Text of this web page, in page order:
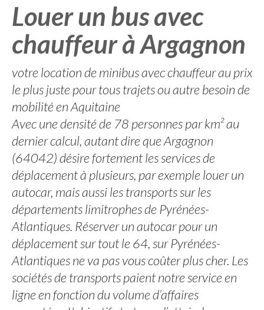
Louer un bus avec
chauffeur à Argagnon
votre location de minibus avec chauffeur au prix
le plus juste pour tous trajets ou autre besoin de
mobilité en Aquitaine
Avec une densité de 78 personnes par km² au
dernier calcul, autant dire que Argagnon
(64042) désire fortement les services de
déplacement à plusieurs, par exemple louer un
autocar, mais aussi les transports sur les
départements limitrophes de Pyrénées-
Atlantiques. Réserver un autocar pour un
déplacement sur tout le 64, sur Pyrénées-
Atlantiques ne va pas vous coûter plus cher. Les
sociétés de transports paient notre service en
ligne en fonction du volume d’affaires